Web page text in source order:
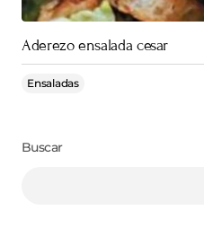
Aderezo ensalada cesar
Ensaladas
Buscar